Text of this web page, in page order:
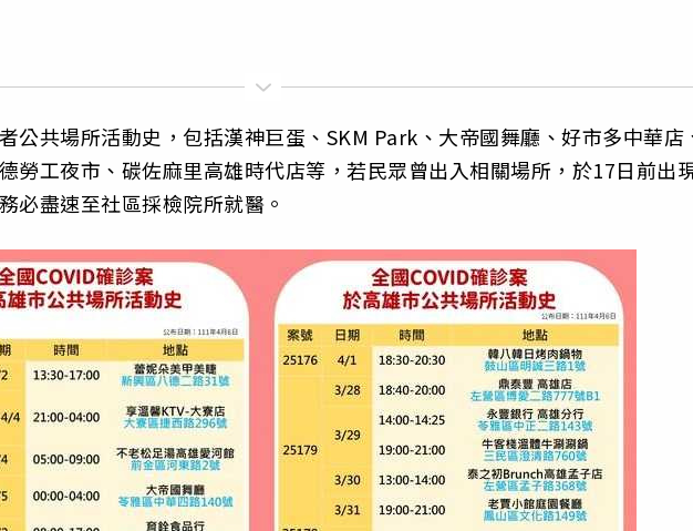
公共場所活動史，包括漢神巨蛋、SKM Park、大帝國舞廳、好市多中華店
勞工夜市、碳佐麻里高雄時代店等，若民眾曾出入相關場所，於17日前出
必盡速至社區採檢院所就醫。